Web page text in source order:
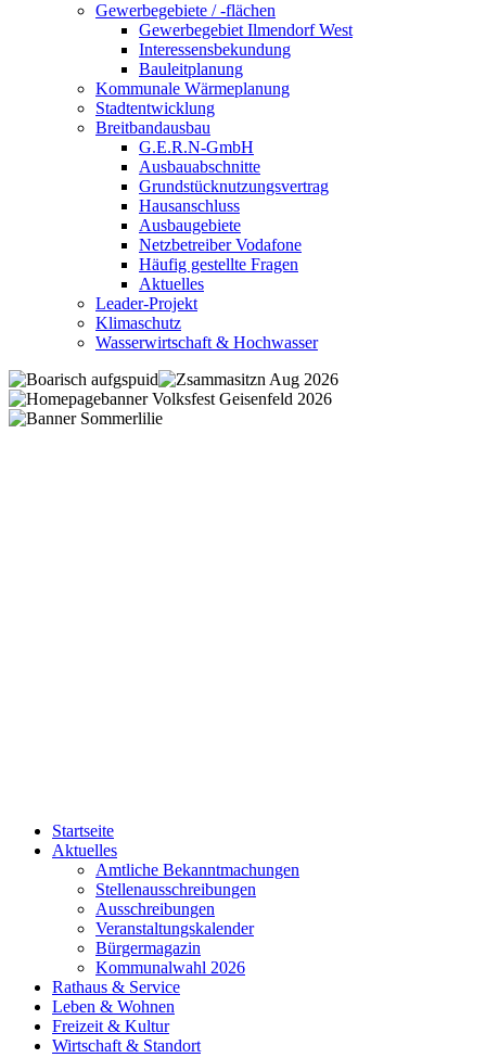
Gewerbegebiete / -flächen
Gewerbegebiet Ilmendorf West
Interessensbekundung
Bauleitplanung
Kommunale Wärmeplanung
Stadtentwicklung
Breitbandausbau
G.E.R.N-GmbH
Ausbauabschnitte
Grundstücknutzungsvertrag
Hausanschluss
Ausbaugebiete
Netzbetreiber Vodafone
Häufig gestellte Fragen
Aktuelles
Leader-Projekt
Klimaschutz
Wasserwirtschaft & Hochwasser
Startseite
Aktuelles
Amtliche Bekanntmachungen
Stellenausschreibungen
Ausschreibungen
Veranstaltungskalender
Bürgermagazin
Kommunalwahl 2026
Rathaus & Service
Leben & Wohnen
Freizeit & Kultur
Wirtschaft & Standort